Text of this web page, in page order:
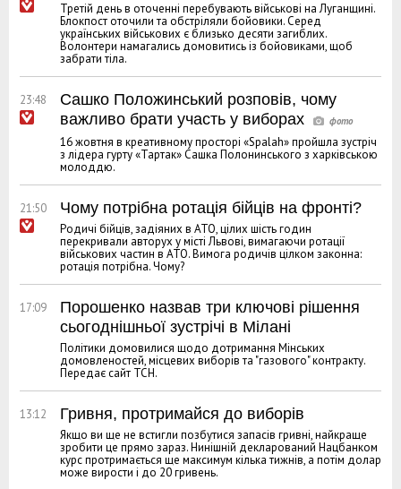
Третій день в оточенні перебувають військові на Луганщині.
Блокпост оточили та обстріляли бойовики. Серед
українських військових є близько десяти загиблих.
Волонтери намагались домовитись із бойовиками, щоб
забрати тіла.
23:48
Сашко Положинський розповів, чому
важливо брати участь у виборах
16 жовтня в креативному просторі «Spalah» пройшла зустріч
з лідера гурту «Тартак» Сашка Полонинського з харківською
молоддю.
21:50 Чому потрібна ротація бійців на фронті?
Родичі бійців, задіяних в АТО, цілих шість годин
перекривали авторух у місті Львові, вимагаючи ротації
військових частин в АТО. Вимога родичів цілком законна:
ротація потрібна. Чому?
17:09
Порошенко назвав три ключові рішення
сьогоднішньої зустрічі в Мілані
Політики домовилися щодо дотримання Мінських
домовленостей, місцевих виборів та "газового" контракту.
Передає сайт ТСН.
13:12 Гривня, протримайся до виборів
Якщо ви ще не встигли позбутися запасів гривні, найкраще
зробити це прямо зараз. Нинішній декларований Нацбанком
курс протримається ще максимум кілька тижнів, а потім долар
може вирости і до 20 гривень.